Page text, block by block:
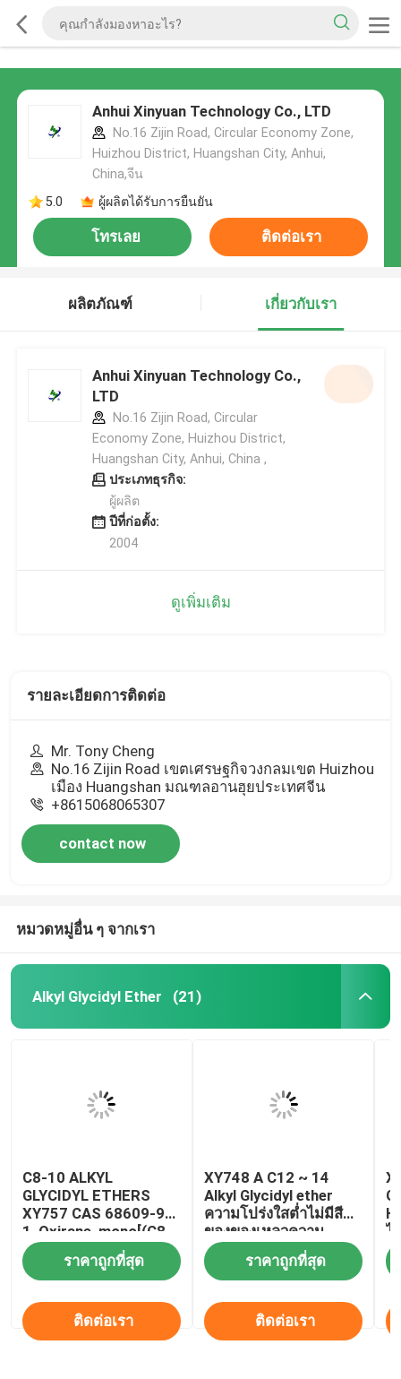
Anhui Xinyuan Technology Co., LTD
No.16 Zijin Road, Circular Economy Zone,
Huizhou District, Huangshan City, Anhui,
China,จีน
5.0
ผู้ผลิตได้รับการยืนยัน
โทรเลย ติดต่อเรา
ผลิตภัณฑ์ เกี่ยวกับเรา
Anhui Xinyuan Technology Co.,
LTD
No.16 Zijin Road, Circular
Economy Zone, Huizhou District,
Huangshan City, Anhui, China ,
ประเภทธุรกิจ:
ผู้ผลิต
ปีที่ก่อตั้ง:
2004
ดูเพิ่มเติม
รายละเอียดการติดต่อ
Mr. Tony Cheng
No.16 Zijin Road เขตเศรษฐกิจวงกลมเขต Huizhou
เมือง Huangshan มณฑลอานฮุยประเทศจีน
+8615068065307
contact now
หมวดหมู่อื่น ๆ จากเรา
Alkyl Glycidyl Ether (21)
C8-10 ALKYL
GLYCIDYL ETHERS
XY757 CAS 68609-96-
1, Oxirane, mono[(C8-
10-alkyloxy) methyl]
derivatives, สูตร
โมเลกุล C36H72O6,
เลข ΕΚ 271-845-2
ราคาถูกที่สุด
ติดต่อเรา
XY748 A C12 ~ 14
Alkyl Glycidyl ether
ความโปร่งใสต่ำไม่มีสี
ของของเหลวความ
ผันผวนต่ำ
ราคาถูกที่สุด
ติดต่อเรา
ไ
อุ